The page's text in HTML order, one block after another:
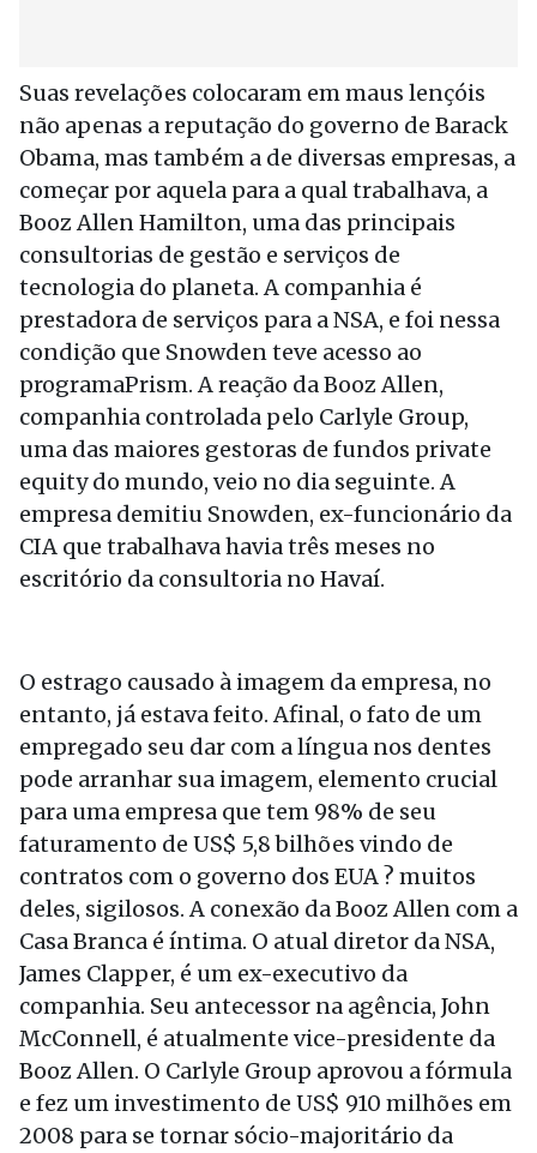
Suas revelações colocaram em maus lençóis
não apenas a reputação do governo de Barack
Obama, mas também a de diversas empresas, a
começar por aquela para a qual trabalhava, a
Booz Allen Hamilton, uma das principais
consultorias de gestão e serviços de
tecnologia do planeta. A companhia é
prestadora de serviços para a NSA, e foi nessa
condição que Snowden teve acesso ao
programaPrism. A reação da Booz Allen,
companhia controlada pelo Carlyle Group,
uma das maiores gestoras de fundos private
equity do mundo, veio no dia seguinte. A
empresa demitiu Snowden, ex-funcionário da
CIA que trabalhava havia três meses no
escritório da consultoria no Havaí.
O estrago causado à imagem da empresa, no
entanto, já estava feito. Afinal, o fato de um
empregado seu dar com a língua nos dentes
pode arranhar sua imagem, elemento crucial
para uma empresa que tem 98% de seu
faturamento de US$ 5,8 bilhões vindo de
contratos com o governo dos EUA ? muitos
deles, sigilosos. A conexão da Booz Allen com a
Casa Branca é íntima. O atual diretor da NSA,
James Clapper, é um ex-executivo da
companhia. Seu antecessor na agência, John
McConnell, é atualmente vice-presidente da
Booz Allen. O Carlyle Group aprovou a fórmula
e fez um investimento de US$ 910 milhões em
2008 para se tornar sócio-majoritário da